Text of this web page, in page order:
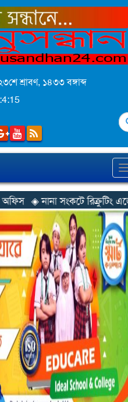
শ্রাবণ, ১৪৩৩ বঙ্গাব্দ
এজেন্সি, হুমকির মুখে শ্রম